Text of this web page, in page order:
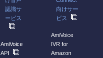
認識サ
ービス
AmiVoice
API
向けサー
ビス
AmiVoice
IVR for
Amazon